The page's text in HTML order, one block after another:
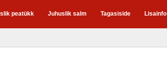
peatükk Juhuslik salm Tagasiside Lisainfo